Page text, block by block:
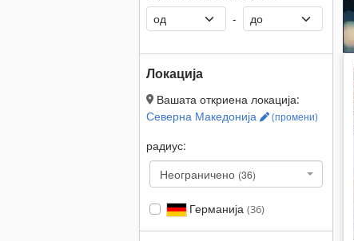
-
Локација
Вашата откриена локација:
Северна Македонија
(промени)
радиус:
Неограничено (36)
Германија (36)